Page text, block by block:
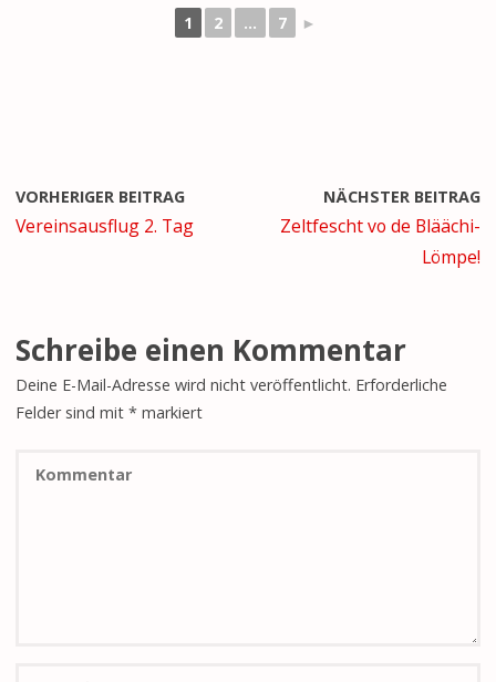
1 2 ... 7 ►
VORHERIGER BEITRAG
Vereinsausflug 2. Tag
NÄCHSTER BEITRAG
Zeltfescht vo de Bläächi-
Lömpe!
Schreibe einen Kommentar
Deine E-Mail-Adresse wird nicht veröffentlicht. Erforderliche
Felder sind mit* markiert